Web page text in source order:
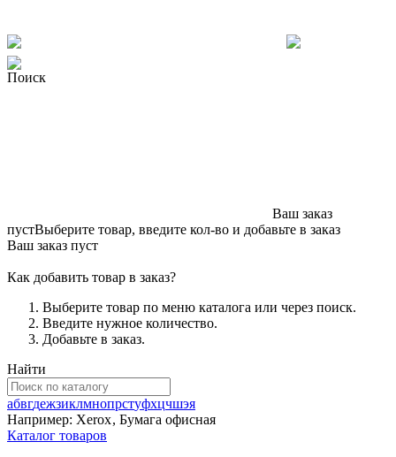
Поиск
Ваш заказ
пустВыберите товар, введите кол-во и добавьте в заказ
Ваш заказ пуст
Как добавить товар в заказ?
Выберите товар по меню каталога или через поиск.
Введите нужное количество.
Добавьте в заказ.
Найти
абвгдежзиклмнопрстуфхцчшэя
Например: Xerox, Бумага офисная
Каталог товаров